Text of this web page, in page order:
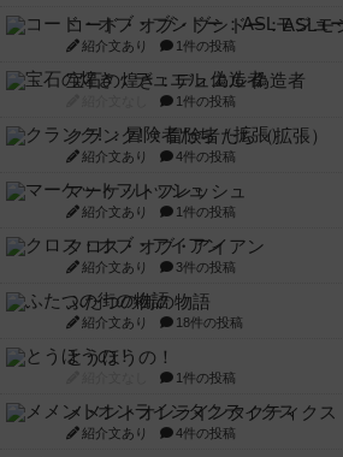
コード・オブ・ブシドー：ASLモ
紹介文あり 1件の投稿
宝石の煌き：デュエル 偽造者
1件の投稿
クランク! ：冒険者たち（拡張）
紹介文あり 4件の投稿
マーケットフレッシュ
紹介文あり 1件の投稿
クロス・オブ・アイアン
紹介文あり 3件の投稿
ふたつの街の物語
紹介文あり 18件の投稿
とうほうの！
1件の投稿
メメントオンラインタクティクス
紹介文あり 4件の投稿